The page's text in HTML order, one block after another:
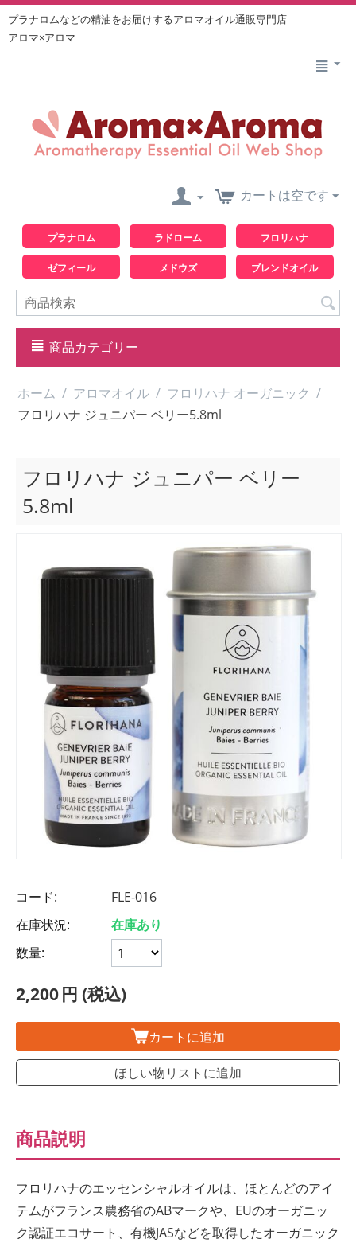
プラナロムなどの精油をお届けするアロマオイル通販専門店
アロマ×アロマ
カートは空です
プラナロム ラドローム フロリハナ
ゼフィール メドウズ ブレンドオイル
商品カテゴリー
ホーム / アロマオイル / フロリハナ オーガニック /
フロリハナ ジュニパー ベリー5.8ml
フロリハナ ジュニパー ベリー
5.8ml
コード:
FLE-016
在庫状況:
在庫あり
数量:
2,200円 (税込)
カートに追加
ほしい物リストに追加
商品説明
フロリハナのエッセンシャルオイルは、ほとんどのアイ
テムがフランス農務省のABマークや、EUのオーガニッ
ク認証エコサート、有機JASなどを取得したオーガニック